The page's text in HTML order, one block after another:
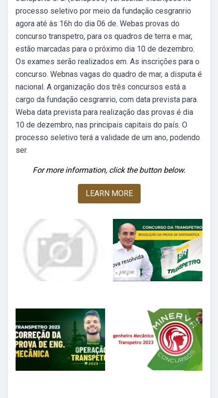
processo seletivo por meio da fundação cesgranrio
agora até às 16h do dia 06 de. Webas provas do
concurso transpetro, para os quadros de terra e mar,
estão marcadas para o próximo dia 10 de dezembro.
Os exames serão realizados em. As inscrições para o
concurso. Webnas vagas do quadro de mar, a disputa é
nacional. A organização dos três concursos está a
cargo da fundação cesgranrio, com data prevista para.
Weba data prevista para realização das provas é dia
10 de dezembro, nas principais capitais do país. O
processo seletivo terá a validade de um ano, podendo
ser.
For more information, click the button below.
LEARN MORE